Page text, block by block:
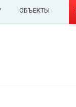
ОБЪЕКТЫ